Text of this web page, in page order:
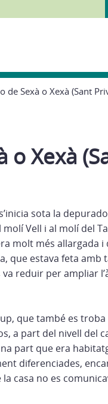
de Sexà o Xexà (Sant
o Xexà
sota la
Vell i al molí del
molt més allargada i
que estava feta
reduir per ampliar
que també es troba
a part del nivell del
part que era
diferenciades,
casa no es